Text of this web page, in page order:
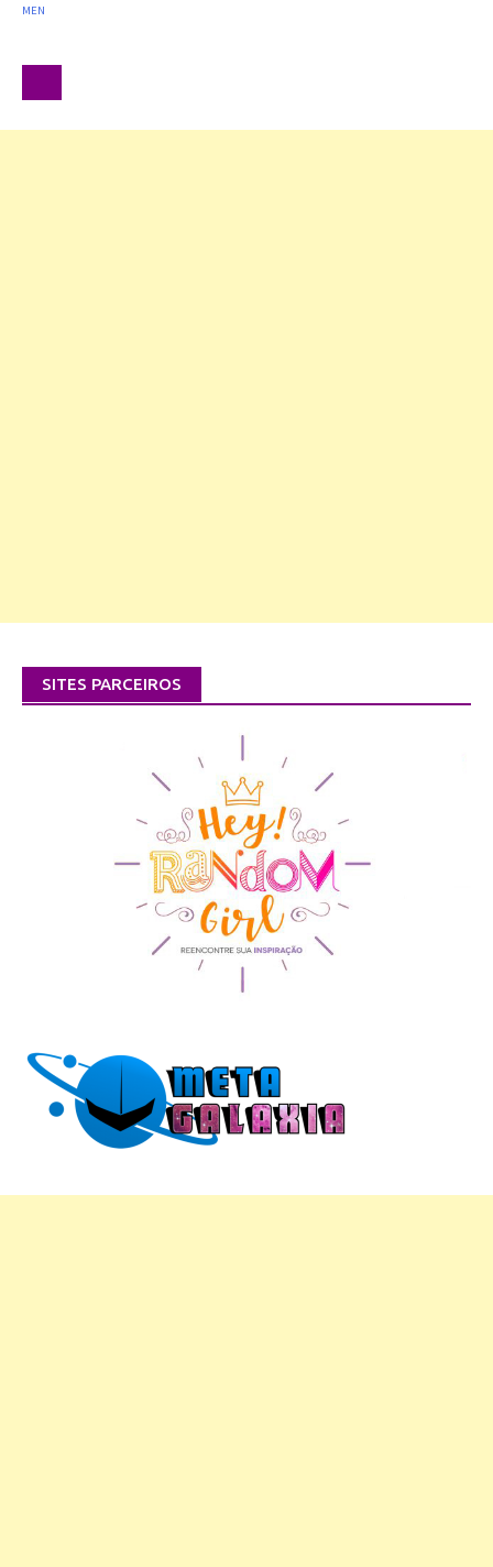
MEN
SITES PARCEIROS